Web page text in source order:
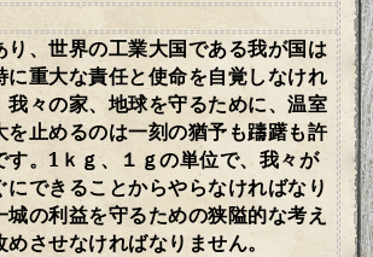
り、世界の工業大国である我が国は
に重大な責任と使命を自覚しなけれ
我々の家、地球を守るために、温室
を止めるのは一刻の猶予も躊躇も許
す。1 ｋｇ、１ｇの単位で、我々が
にできることからやらなければなり
城の利益を守るための狭隘的な考え
させなければなりません。